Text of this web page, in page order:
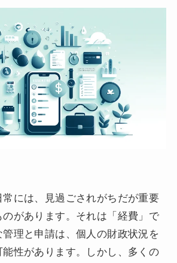
には、見過ごされがちだが重要
があります。それは「経費」で
理と申請は、個人の財政状況を
性があります。しかし、多くの